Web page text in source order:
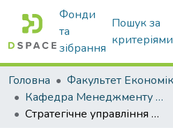
Фонди
та
зібрання
Пошук за
критеріями
Головна
Кафедра Менеджменту та публічного адміністрування
Стратегічне управління післявоєнним відновленням України в контексті європейської інтеграції